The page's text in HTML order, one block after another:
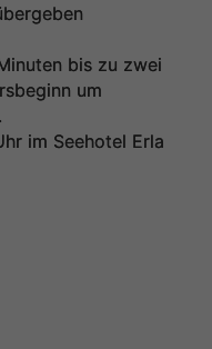
bis zu zwei
um
im Seehotel Erla